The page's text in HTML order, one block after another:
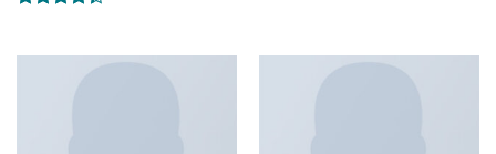
4.33oy